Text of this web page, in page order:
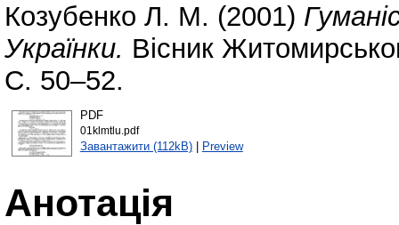
Козубенко Л. М. (2001)
Українки. Вісник
С. 50–52.
PDF
01klmtlu.pdf
Завантажити (112kB)| Preview
Анотація